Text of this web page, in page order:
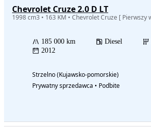
Chevrolet Cruze 2.0 D LT
185 000 km Diesel
2012
Strzelno (Kujawsko-pomorskie)
Prywatny sprzedawca • Podbite